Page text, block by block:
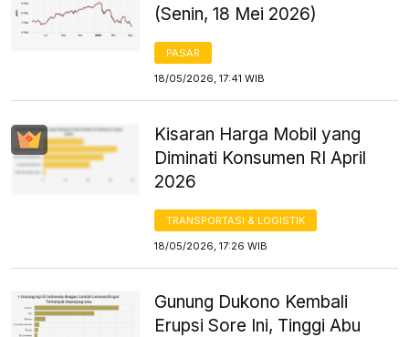
(Senin, 18 Mei 2026)
PASAR
18/05/2026, 17:41 WIB
Kisaran Harga Mobil yang
Diminati Konsumen RI April
2026
TRANSPORTASI & LOGISTIK
18/05/2026, 17:26 WIB
Gunung Dukono Kembali
Erupsi Sore Ini, Tinggi Abu